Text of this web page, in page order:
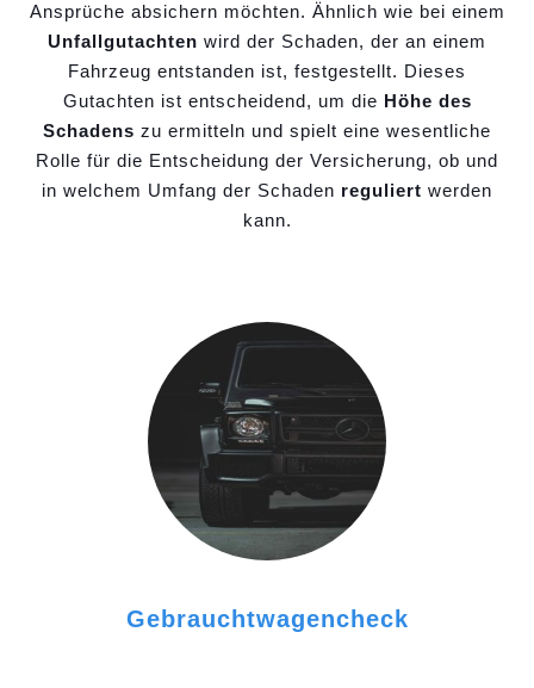
Ansprüche absichern möchten. Ähnlich wie bei einem
Unfallgutachten wird der Schaden, der an einem
Fahrzeug entstanden ist, festgestellt. Dieses
Gutachten ist entscheidend, um die Höhe des
Schadens zu ermitteln und spielt eine wesentliche
Rolle für die Entscheidung der Versicherung, ob und
in welchem Umfang der Schaden reguliert werden
kann.
Gebrauchtwagencheck